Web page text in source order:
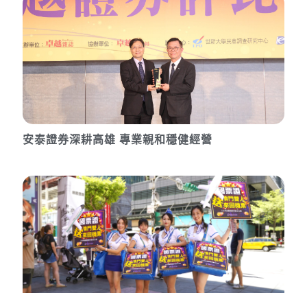
安泰證券深耕高雄 專業親和穩健經營